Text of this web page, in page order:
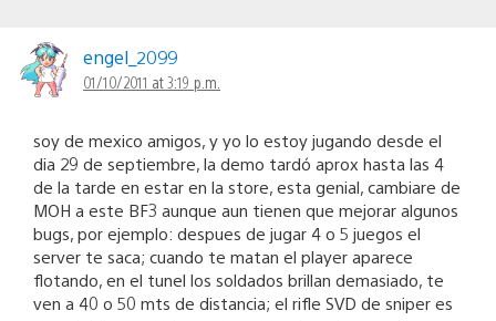
engel_2099
01/10/2011 at 3:19 p.m.
soy de mexico amigos, y yo lo estoy jugando desde el
dia 29 de septiembre, la demo tardó aprox hasta las 4
de la tarde en estar en la store, esta genial, cambiare de
MOH a este BF3 aunque aun tienen que mejorar algunos
bugs, por ejemplo: despues de jugar 4 o 5 juegos el
server te saca; cuando te matan el player aparece
flotando, en el tunel los soldados brillan demasiado, te
ven a 40 o 50 mts de distancia; el rifle SVD de sniper es